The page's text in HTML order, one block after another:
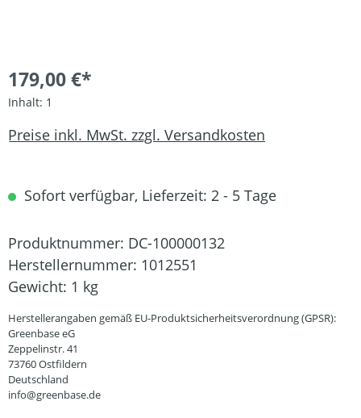
179,00 €*
Inhalt: 1
Preise inkl. MwSt. zzgl. Versandkosten
Sofort verfügbar, Lieferzeit: 2 - 5 Tage
Produktnummer: DC-100000132
Herstellernummer: 1012551
Gewicht: 1 kg
Herstellerangaben gemäß EU-Produktsicherheitsverordnung (GPSR):
Greenbase eG
Zeppelinstr. 41
73760 Ostfildern
Deutschland
info@greenbase.de